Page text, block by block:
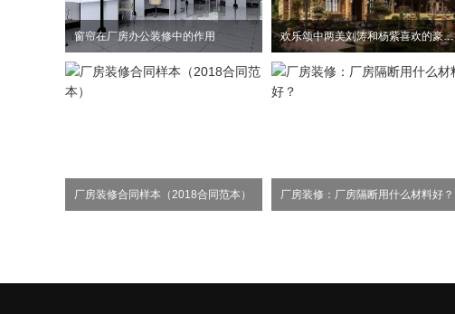
窗帘在厂房办公装修中的作用 欢乐颂中两美刘涛和杨紫喜欢的豪宅风格
厂房装修合同样本（2018合同范本） 厂房装修：厂房隔断用什么材料好？